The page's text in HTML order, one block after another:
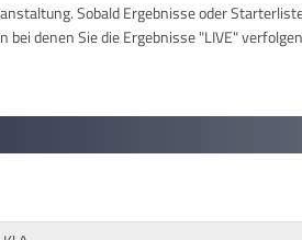
Sobald Ergebnisse oder
denen Sie die Ergebnisse "LIVE"